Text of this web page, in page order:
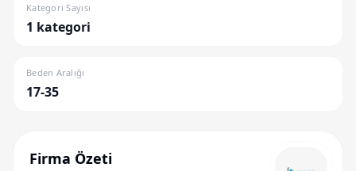
Kategori Sayısı
1 kategori
Beden Aralığı
17-35
Firma Özeti